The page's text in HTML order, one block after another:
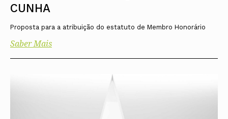
CUNHA
Proposta para a atribuição do estatuto de Membro Honorário
Saber Mais